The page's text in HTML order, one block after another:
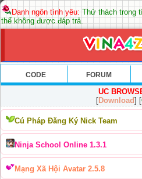
Danh ngôn tình yêu:Thử thách trong
thể không được đáp trả.
CODE FORUM
UC
[Download] [
Cú Pháp Đăng Ký Nick Team
Ninja School Online 1.3.1
Mạng Xã Hội Avatar 2.5.8